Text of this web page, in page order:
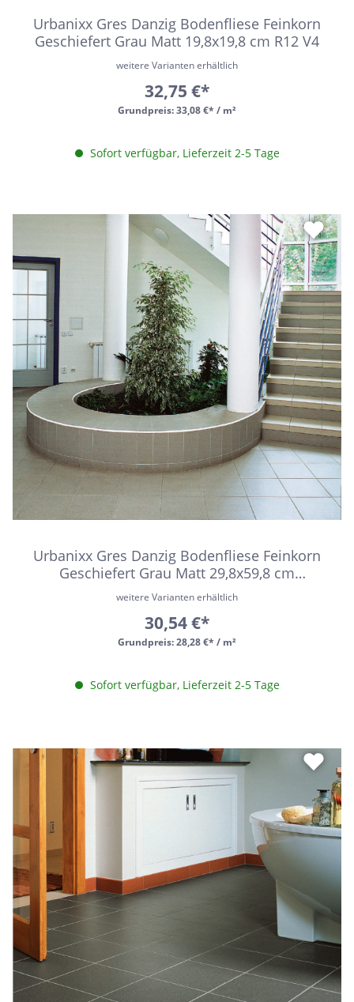
Urbanixx Gres Danzig Bodenfliese Feinkorn
Geschiefert Grau Matt 19,8x19,8 cm R12 V4
Grundpreis:33,08 €* / m²
weitere Varianten erhältlich
32,75 €*
Sofort verfügbar, Lieferzeit 2-5 Tage
Urbanixx Gres Danzig Bodenfliese Feinkorn
Geschiefert Grau Matt 29,8x59,8 cm
rektifiziert R10B
Grundpreis:28,28 €* / m²
weitere Varianten erhältlich
30,54 €*
Sofort verfügbar, Lieferzeit 2-5 Tage